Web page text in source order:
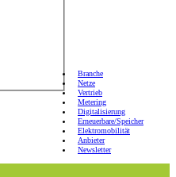
Branche
Netze
Vertrieb
Metering
Digitalisierung
Erneuerbare/Speicher
Elektromobilität
Anbieter
Newsletter